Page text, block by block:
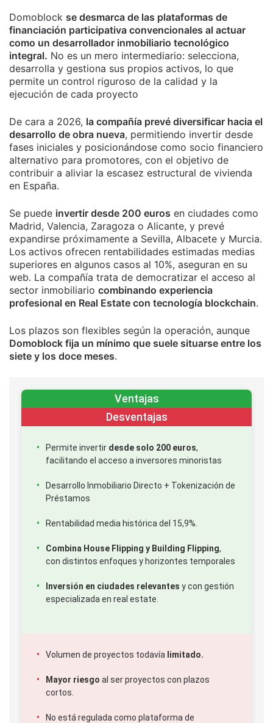
Domoblock se desmarca de las plataformas de
financiación participativa convencionales al actuar
como un desarrollador inmobiliario tecnológico
integral. No es un mero intermediario: selecciona,
desarrolla y gestiona sus propios activos, lo que
permite un control riguroso de la calidad y la
ejecución de cada proyecto
De cara a 2026, la compañía prevé diversificar hacia el
desarrollo de obra nueva, permitiendo invertir desde
fases iniciales y posicionándose como socio financiero
alternativo para promotores, con el objetivo de
contribuir a aliviar la escasez estructural de vivienda
en España.
Se puede invertir desde 200 euros en ciudades como
Madrid, Valencia, Zaragoza o Alicante, y prevé
expandirse próximamente a Sevilla, Albacete y Murcia.
Los activos ofrecen rentabilidades estimadas medias
superiores en algunos casos al 10%, aseguran en su
web. La compañía trata de democratizar el acceso al
sector inmobiliario combinando experiencia
profesional en Real Estate con tecnología blockchain.
Los plazos son flexibles según la operación, aunque
Domoblock fija un mínimo que suele situarse entre los
siete y los doce meses.
Ventajas
Desventajas
Permite invertir desde solo 200 euros,
facilitando el acceso a inversores minoristas
Desarrollo Inmobiliario Directo + Tokenización de
Préstamos
Rentabilidad media histórica del 15,9%.
Combina House Flipping y Building Flipping,
con distintos enfoques y horizontes temporales
Inversión en ciudades relevantes y con gestión
especializada en real estate.
Volumen de proyectos todavía limitado.
Mayor riesgo al ser proyectos con plazos
cortos.
No está regulada como plataforma de